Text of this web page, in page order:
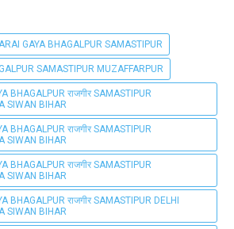
GAYA BHAGALPUR SAMASTIPUR
SAMASTIPUR MUZAFFARPUR
BHAGALPUR राजगीर SAMASTIPUR
SIWAN BIHAR
BHAGALPUR राजगीर SAMASTIPUR
SIWAN BIHAR
BHAGALPUR राजगीर SAMASTIPUR
SIWAN BIHAR
BHAGALPUR राजगीर SAMASTIPUR DELHI
SIWAN BIHAR